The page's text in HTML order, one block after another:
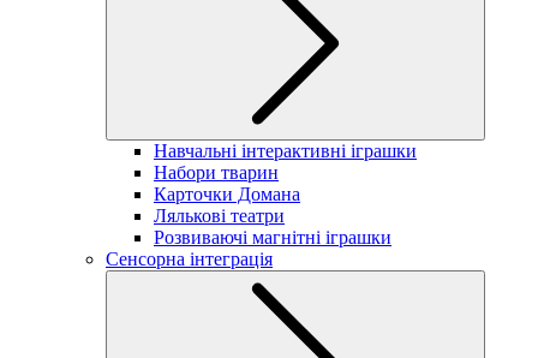
Навчальні інтерактивні іграшки
Набори тварин
Карточки Домана
Лялькові театри
Розвиваючі магнітні іграшки
Сенсорна інтеграція